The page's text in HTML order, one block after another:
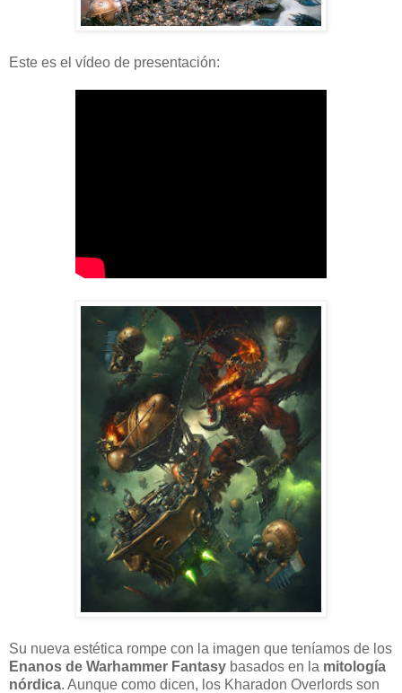
Este es el vídeo de presentación:
Su nueva estética rompe con la imagen que teníamos de los
Enanos de Warhammer Fantasy basados en la mitología
nórdica. Aunque como dicen, los Kharadon Overlords son